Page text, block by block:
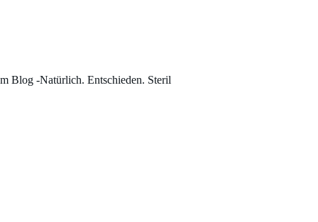
Blog -Natürlich. Entschieden. Steril